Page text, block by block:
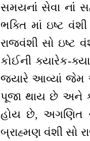
સમયનાંં સેવા નાંં
ભક્તિ માં ઇષ્ટ
રાજવંશી સો ઇષ્ટ
કોઈની ક્યારેક-
જ્યારે આવ્યાં જેમ
પૂજા થાય છે અને
હોય છે, અગણિત
બ્રાહ્મણ વંશી સો